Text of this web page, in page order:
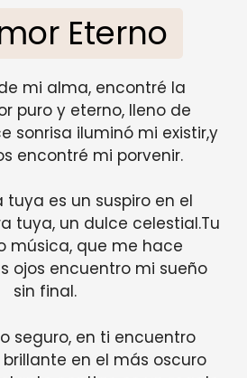
Eterno
mi alma, encontré la
puro y eterno, lleno de
sonrisa iluminó mi existir,y
encontré mi porvenir.
es un suspiro en el
tuya, un dulce celestial.Tu
música, que me hace
ojos encuentro mi sueño
sin final.
seguro, en ti encuentro
brillante en el más oscuro